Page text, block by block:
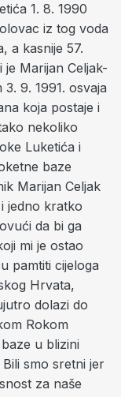
1. 8. 1990
iz tog voda
a kasnije 57.
Marijan Celjak-
9. 1991. osvaja
koja postaje i
nekoliko
Luketića i
baze
Marijan Celjak
jedno kratko
da bi ga
mi je ostao
pamtiti cijeloga
Hrvata,
dolazi do
Rokom
u blizini
smo sretni jer
za naše